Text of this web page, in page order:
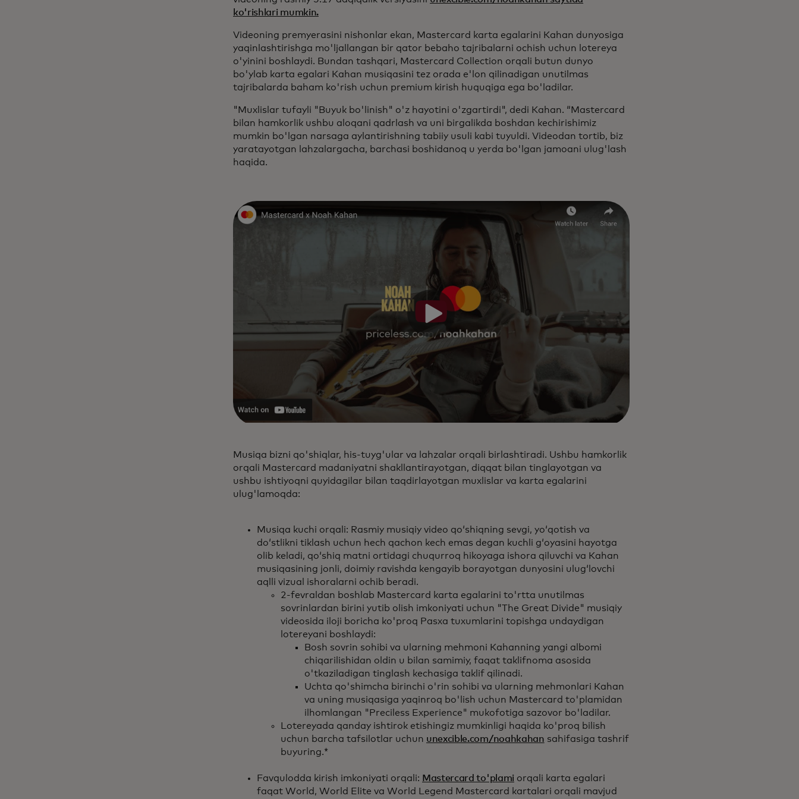
ko'rishlari mumkin.
Videoning premyerasini nishonlar ekan, Mastercard karta egalarini Kahan dunyosiga
yaqinlashtirishga mo'ljallangan bir qator bebaho tajribalarni ochish uchun lotereya
o'yinini boshlaydi. Bundan tashqari, Mastercard Collection orqali butun dunyo
bo'ylab karta egalari Kahan musiqasini tez orada e'lon qilinadigan unutilmas
tajribalarda baham ko'rish uchun premium kirish huquqiga ega bo'ladilar.
"Muxlislar tufayli "Buyuk bo'linish" o'z hayotini o'zgartirdi", dedi Kahan. “Mastercard
bilan hamkorlik ushbu aloqani qadrlash va uni birgalikda boshdan kechirishimiz
mumkin bo'lgan narsaga aylantirishning tabiiy usuli kabi tuyuldi. Videodan tortib, biz
yaratayotgan lahzalargacha, barchasi boshidanoq u yerda bo'lgan jamoani ulug'lash
haqida.
Musiqa bizni qo'shiqlar, his-tuyg'ular va lahzalar orqali birlashtiradi. Ushbu hamkorlik
orqali Mastercard madaniyatni shakllantirayotgan, diqqat bilan tinglayotgan va
ushbu ishtiyoqni quyidagilar bilan taqdirlayotgan muxlislar va karta egalarini
ulug'lamoqda:
Musiqa kuchi orqali: Rasmiy musiqiy video qoʻshiqning sevgi, yoʻqotish va
doʻstlikni tiklash uchun hech qachon kech emas degan kuchli gʻoyasini hayotga
olib keladi, qoʻshiq matni ortidagi chuqurroq hikoyaga ishora qiluvchi va Kahan
musiqasining jonli, doimiy ravishda kengayib borayotgan dunyosini ulugʻlovchi
aqlli vizual ishoralarni ochib beradi.
2-fevraldan boshlab Mastercard karta egalarini to'rtta unutilmas
sovrinlardan birini yutib olish imkoniyati uchun "The Great Divide" musiqiy
videosida iloji boricha ko'proq Pasxa tuxumlarini topishga undaydigan
lotereyani boshlaydi:
Bosh sovrin sohibi va ularning mehmoni Kahanning yangi albomi
chiqarilishidan oldin u bilan samimiy, faqat taklifnoma asosida
o'tkaziladigan tinglash kechasiga taklif qilinadi.
Uchta qo'shimcha birinchi o'rin sohibi va ularning mehmonlari Kahan
va uning musiqasiga yaqinroq bo'lish uchun Mastercard to'plamidan
ilhomlangan "Preciless Experience" mukofotiga sazovor bo'ladilar.
Lotereyada qanday ishtirok etishingiz mumkinligi haqida ko'proq bilish
uchun barcha tafsilotlar uchun unexcible.com/noahkahan sahifasiga tashrif
buyuring.*
Favqulodda kirish imkoniyati orqali: Mastercard to'plami orqali karta egalari
faqat World, World Elite va World Legend Mastercard kartalari orqali mavjud